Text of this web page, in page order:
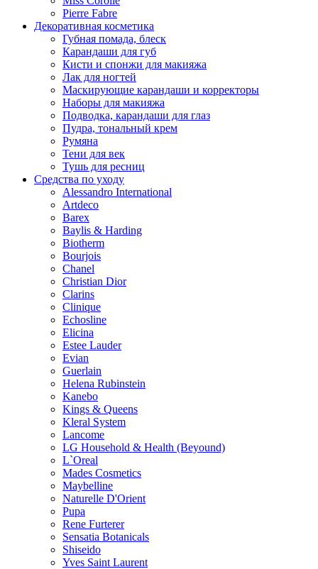
Pierre Fabre
Декоративная косметика
Губная помада, блеск
Карандаши для губ
Кисти и спонжи для макияжа
Лак для ногтей
Маскирующие карандаши и корректоры
Наборы для макияжа
Подводка, карандаши для глаз
Пудра, тональный крем
Румяна
Тени для век
Тушь для ресниц
Средства по уходу
Alessandro International
Artdeco
Barex
Baylis & Harding
Biotherm
Bourjois
Chanel
Christian Dior
Clarins
Clinique
Echosline
Elicina
Estee Lauder
Evian
Guerlain
Helena Rubinstein
Kanebo
Kings & Queens
Kleral System
Lancome
LG Household & Health (Beyound)
L`Oreal
Mades Cosmetics
Maybelline
Naturelle D'Orient
Pupa
Rene Furterer
Sensatia Botanicals
Shiseido
Yves Saint Laurent